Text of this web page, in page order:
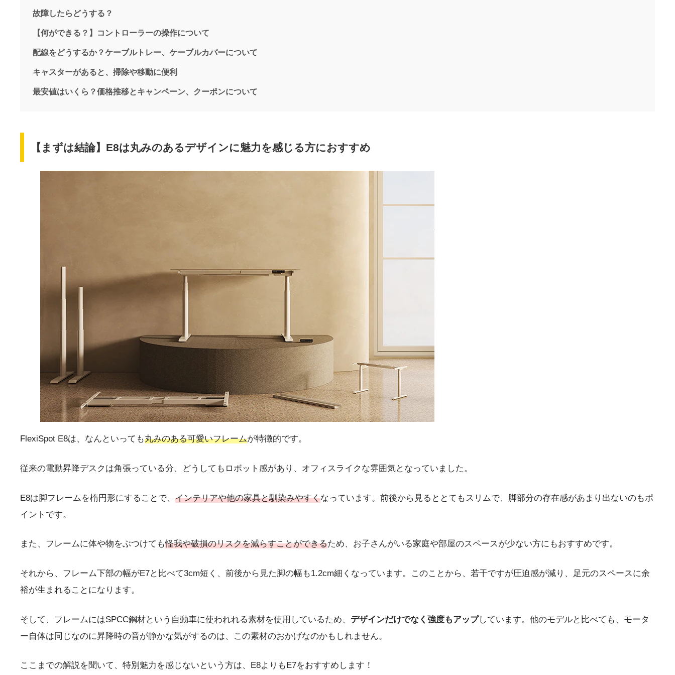
故障したらどうする？
【何ができる？】コントローラーの操作について
配線をどうするか？ケーブルトレー、ケーブルカバーについて
キャスターがあると、掃除や移動に便利
最安値はいくら？価格推移とキャンペーン、クーポンについて
【まずは結論】E8は丸みのあるデザインに魅力を感じる方におすすめ
FlexiSpot E8は、なんといっても丸みのある可愛いフレームが特徴的です。
従来の電動昇降デスクは角張っている分、どうしてもロボット感があり、オフィスライクな雰囲気となっていました。
E8は脚フレームを楕円形にすることで、 インテリアや他の家具と馴染みやすくなっています。前後から見るととてもスリムで、脚部分の存在感があまり出ないのもポ
イントです。
また、フレームに体や物をぶつけても怪我や破損のリスクを減らすことができるため、お子さんがいる家庭や部屋のスペースが少ない方にもおすすめです。
それから、フレーム下部の幅がE7と比べて3cm短く、前後から見た脚の幅も1.2cm細くなっています。このことから、若干ですが圧迫感が減り、足元のスペースに余
裕が生まれることになります。
そして、フレームにはSPCC鋼材という自動車に使われれる素材を使用しているため、 デザインだけでなく強度もアップしています。他のモデルと比べても、モータ
ー自体は同じなのに昇降時の音が静かな気がするのは、この素材のおかげなのかもしれません。
ここまでの解説を聞いて、特別魅力を感じないという方は、E8よりもE7をおすすめします！